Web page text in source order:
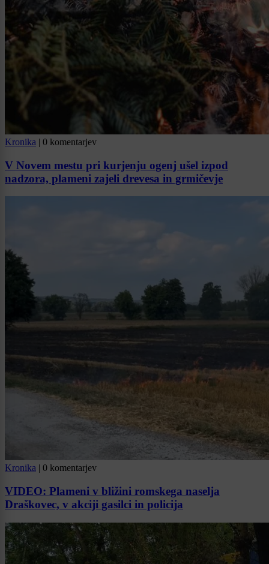
Kronika | 0 komentarjev
V Novem mestu pri kurjenju ogenj ušel izpod
nadzora, plameni zajeli drevesa in grmičevje
Kronika | 0 komentarjev
VIDEO: Plameni v bližini romskega naselja
Draškovec, v akciji gasilci in policija